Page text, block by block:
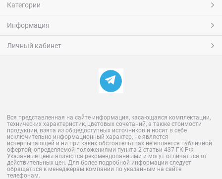
Категории
Информация
Личный кабинет
Вся представленная на сайте информация, касающаяся комплектации,
технических характеристик, цветовых сочетаний, а также стоимости
продукции, взята из общедоступных источников и носит в себе
исключительно информационный характер, не является
исчерпывающей и ни при каких обстоятельтвах не является публичной
офертой, определяемой положениями пункта 2 статьи 437 ГК РФ.
Указанные цены являются рекомендованными и могут отличаться от
действительных цен. Для более подробной информации следует
обращаться к менеджерам компании по указанным на сайте
телефонам.